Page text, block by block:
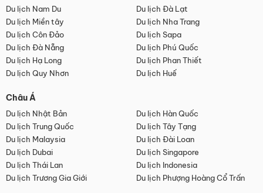
Du lịch Nam Du
Du lịch Đà Lạt
Du lịch Miền tây
Du lịch Nha Trang
Du lịch Côn Đảo
Du lịch Sapa
Du lịch Đà Nẵng
Du lịch Phú Quốc
Du lịch Hạ Long
Du lịch Phan Thiết
Du lịch Quy Nhơn
Du lịch Huế
Châu Á
Du lịch Nhật Bản
Du lịch Hàn Quốc
Du lịch Trung Quốc
Du lịch Tây Tạng
Du lịch Malaysia
Du lịch Đài Loan
Du lịch Dubai
Du lịch Singapore
Du lịch Thái Lan
Du lịch Indonesia
Du lịch Trương Gia Giới
Du lịch Phượng Hoàng Cổ Trấn